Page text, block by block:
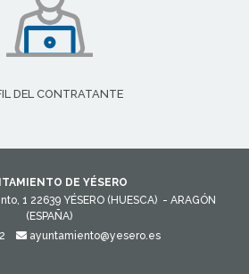
DEL CONTRATANTE
DE YÉSERO
1 22639 YÉSERO (HUESCA) - ARAGÓN
(ESPAÑA)
ayuntamiento@yesero.es